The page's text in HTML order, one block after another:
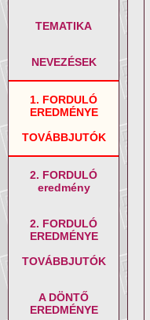
TEMATIKA
NEVEZÉSEK
1. FORDULÓ
EREDMÉNYE
TOVÁBBJUTÓK
2. FORDULÓ
eredmény
2. FORDULÓ
EREDMÉNYE
TOVÁBBJUTÓK
A DÖNTŐ
EREDMÉNYE